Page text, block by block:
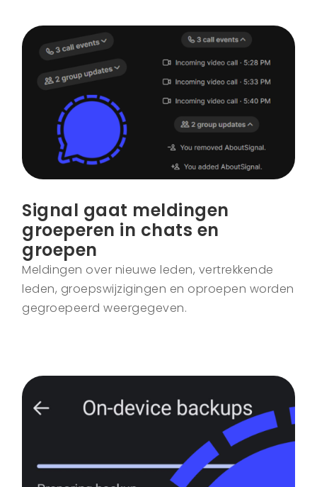
Signal gaat meldingen
groeperen in chats en
groepen
Meldingen over nieuwe leden, vertrekkende
leden, groepswijzigingen en oproepen worden
gegroepeerd weergegeven.